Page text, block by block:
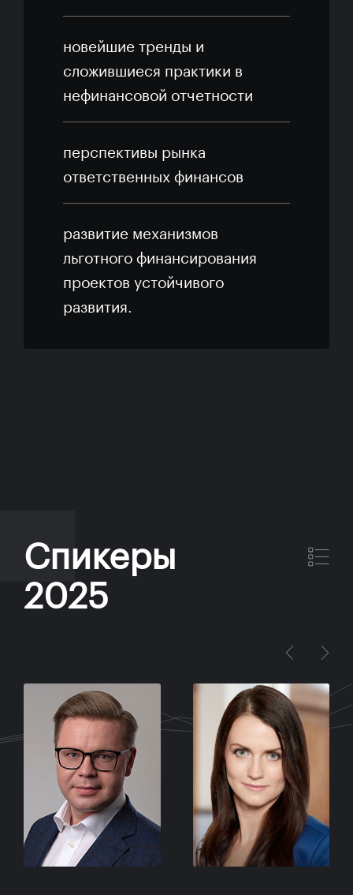
новейшие тренды и
сложившиеся практики в
нефинансовой отчетности
перспективы рынка
ответственных финансов
развитие механизмов
льготного финансирования
проектов устойчивого
развития.
Спикеры
2025